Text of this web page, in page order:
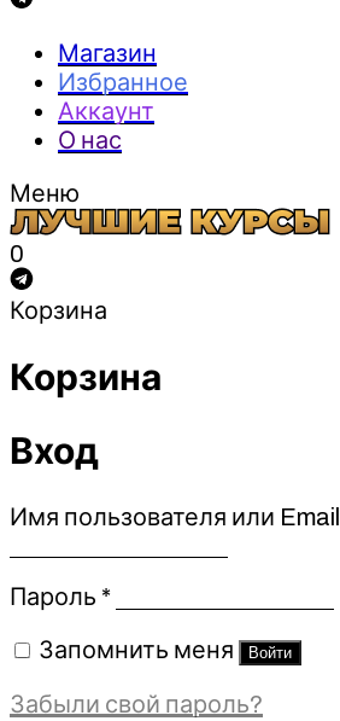
Магазин
Избранное
Аккаунт
О нас
Меню
0
Корзина
Корзина
Вход
Имя пользователя или Email
Пароль *Обязательно
Запомнить меня Войти
Забыли свой пароль?